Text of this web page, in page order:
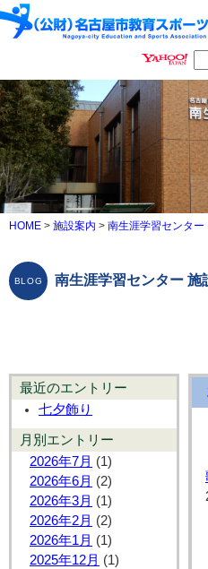
HOME > 施設案内 > 南生涯学習センター
南生涯学習センター 施
最近のエントリー
七夕飾り
月別エントリー
2026年7月 (1)
2026年6月 (2)
2026年3月 (1)
2026年2月 (2)
2026年1月 (1)
2025年12月 (1)